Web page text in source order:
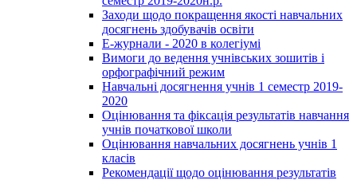
Заходи щодо покращення якості навчальних
досягнень здобувачів освіти
Е-журнали - 2020 в колегіумі
Вимоги до ведення учнівських зошитів і
орфографічний режим
Навчальні досягнення учнів 1 семестр 2019-
2020
Оцінювання та фіксація результатів навчання
учнів початкової школи
Оцінювання навчальних досягнень учнів 1
класів
Рекомендації щодо оцінювання результатів